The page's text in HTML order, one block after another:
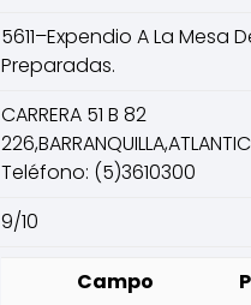
5611–Expendio A La Mesa
Preparadas.
CARRERA 51 B 82
Teléfono: (5)3610300
9/10
Campo